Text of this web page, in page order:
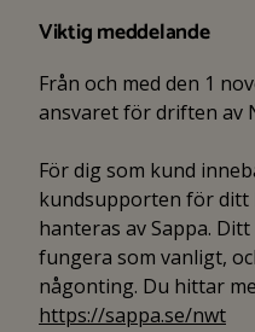
Viktig meddelande
Från och med den 1
ansvaret för driften av
För dig som kund
kundsupporten för ditt
hanteras av Sappa.
fungera som vanligt,
någonting. Du hittar
https://sappa.se/nwt